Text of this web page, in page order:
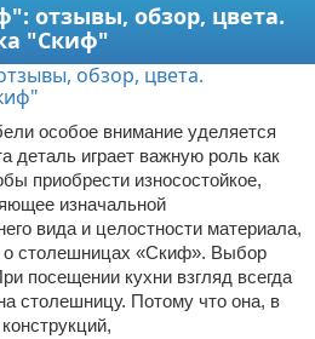
отзывы, обзор, цвета.
"Скиф"
особое внимание уделяется
деталь играет важную роль как
приобрести износостойкое,
изначальной
вида и целостности материала,
о столешницах «Скиф». Выбор
посещении кухни взгляд всегда
столешницу. Потому что она, в